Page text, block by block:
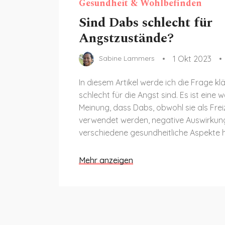
Gesundheit & Wohlbefinden
Sind Dabs schlecht für
Angstzustände?
Sabine Lammers 1 Okt 2023
In diesem Artikel werde ich die Frage
schlecht für die Angst sind. Es ist eine
Meinung, dass Dabs, obwohl sie als
verwendet werden, negative
verschiedene gesundheitliche Aspekte
steht hier vor allem, ob die Verwendung
Mehr anzeigen